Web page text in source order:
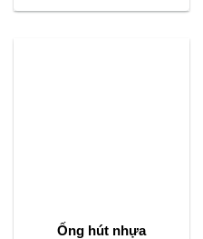
Ống hút nhựa